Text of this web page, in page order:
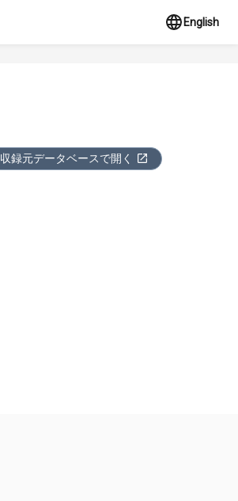
English
収録元データベースで開く